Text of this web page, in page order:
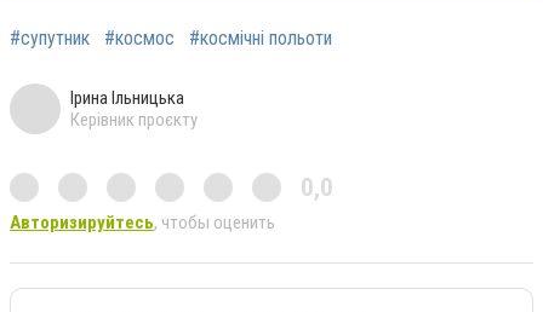
#супутник #космос #космічні польоти
Ірина Ільницька
Керівник проєкту
0,0
Авторизируйтесь, чтобы оценить